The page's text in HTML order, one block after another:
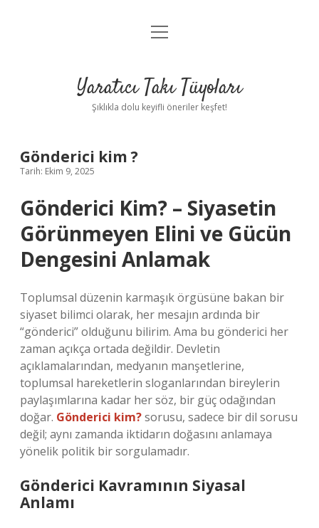
Anasayfa
Yasal Uyarı
menüyü
Yaratıcı Takı Tüyoları
Şıklıkla dolu keyifli öneriler keşfet!
Gönderici kim ?
Tarih: Ekim 9, 2025
Gönderici Kim? – Siyasetin
Görünmeyen Elini ve Gücün
Dengesini Anlamak
Toplumsal düzenin karmaşık örgüsüne bakan bir
siyaset bilimci olarak, her mesajın ardında bir
“gönderici” olduğunu bilirim. Ama bu gönderici her
zaman açıkça ortada değildir. Devletin
açıklamalarından, medyanın manşetlerine,
toplumsal hareketlerin sloganlarından bireylerin
paylaşımlarına kadar her söz, bir güç odağından
doğar. Gönderici kim?sorusu, sadece bir dil sorusu
değil; aynı zamanda iktidarın doğasını anlamaya
yönelik politik bir sorgulamadır.
Gönderici Kavramının Siyasal
Anlamı